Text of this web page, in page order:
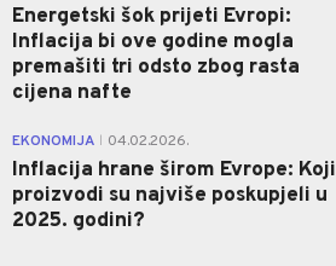
Energetski šok prijeti Evropi:
Inflacija bi ove godine mogla
premašiti tri odsto zbog rasta
cijena nafte
EKONOMIJA 04.02.2026.
Inflacija hrane širom Evrope: Koji
proizvodi su najviše poskupjeli u
2025. godini?